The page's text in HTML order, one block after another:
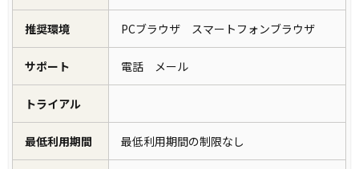
推奨環境 PCブラウザ スマートフォンブラウザ
サポート 電話 メール
トライアル
最低利用期間 最低利用期間の制限なし